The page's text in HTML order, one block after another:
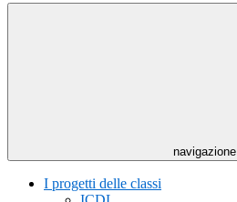
navigazione
I progetti delle classi